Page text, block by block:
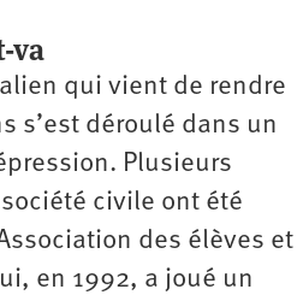
va
qui vient de rendre
s’est déroulé dans un
Plusieurs
civile ont été
des élèves et
en 1992, a joué un